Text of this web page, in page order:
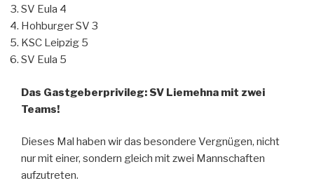
SV Eula 4
Hohburger SV 3
KSC Leipzig 5
SV Eula 5
Das Gastgeberprivileg: SV Liemehna mit zwei
Teams!
Dieses Mal haben wir das besondere Vergnügen, nicht
nur mit einer, sondern gleich mit zwei Mannschaften
aufzutreten.